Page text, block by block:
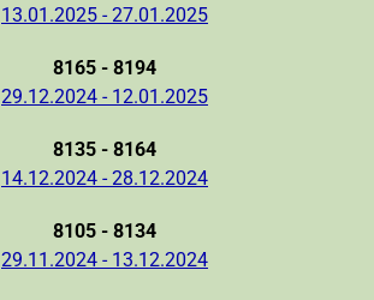
13.01.2025 - 27.01.2025
8165 - 8194
29.12.2024 - 12.01.2025
8135 - 8164
14.12.2024 - 28.12.2024
8105 - 8134
29.11.2024 - 13.12.2024